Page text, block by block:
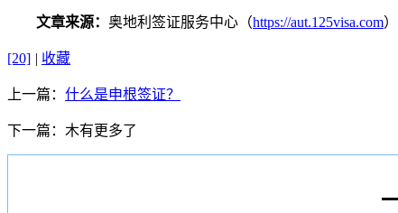
文章来源： 奥地利签证服务中心（https://aut.125visa.com）
[20] | 收藏
上一篇： 什么是申根签证？
下一篇： 木有更多了